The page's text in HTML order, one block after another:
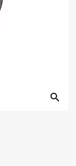
search